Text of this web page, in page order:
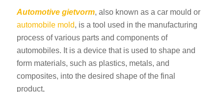
Automotive gietvorm, also known as a car mould or
automobile mold, is a tool used in the manufacturing
process of various parts and components of
automobiles. It is a device that is used to shape and
form materials, such as plastics, metals, and
composites, into the desired shape of the final
product,